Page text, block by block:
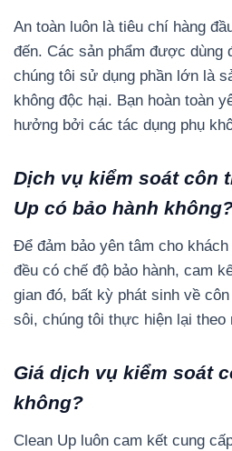
An toàn luôn là tiêu chí hàng
đến. Các sản phẩm được dùng
chúng tôi sử dụng phần lớn là
không độc hại. Bạn hoàn toàn
hưởng bởi các tác dụng phụ
Dịch vụ kiểm soát côn
Up có bảo hành
Để đảm bảo yên tâm cho
đều có chế độ bảo hành, cam
gian đó, bất kỳ phát sinh về
sôi, chúng tôi thực hiện lại theo
Giá dịch vụ kiểm soát
không?
Clean Up luôn cam kết cung